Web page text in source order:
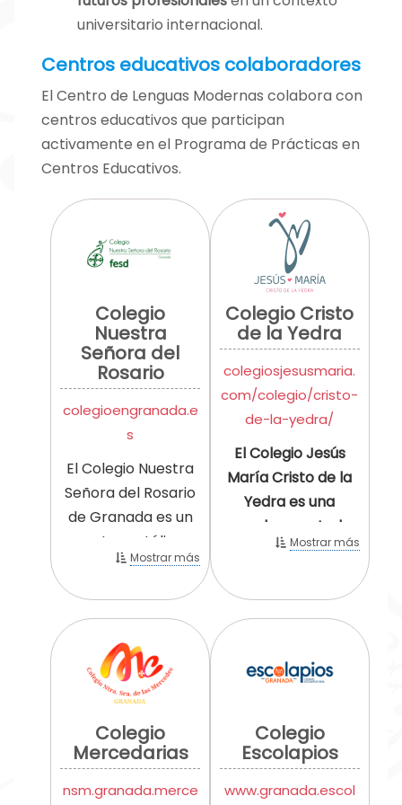
universitario internacional.
Centros educativos colaboradores
El Centro de Lenguas Modernas colabora con
centros educativos que participan
activamente en el Programa de Prácticas en
Centros Educativos.
Colegio
Nuestra
Señora del
Rosario
colegioengranada.e
s
El Colegio Nuestra
Señora del Rosario
de Granada es un
centro católico,
concertado y
comprometido con
una educación
integral que
abarca el
corporal,
intelectual y
espiritual de sus
Mostrar más
Colegio Cristo
de la Yedra
colegiosjesusmaria.
com/colegio/cristo-
de-la-yedra/
El Colegio Jesús
María Cristo de la
Yedra es una
escuela para todos
y para todas.
centro concertado
que atiende al
Educación Infantil 3
Secundaría 16 años.
Somos un colegio
que atiende las
diferentes
Mostrar más
Colegio
Mercedarias
nsm.granada.merce
Colegio
Escolapios
www.granada.escol